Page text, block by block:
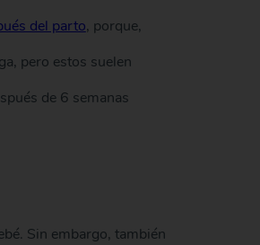
del parto, porque,
pero estos suelen
de 6 semanas
Sin embargo, también